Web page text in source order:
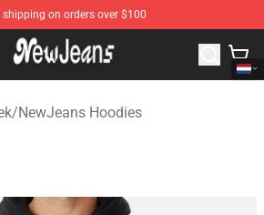
shipping on orders over $100
- Official NewJeans Merchandise Shop
/NewJeans Hoodies